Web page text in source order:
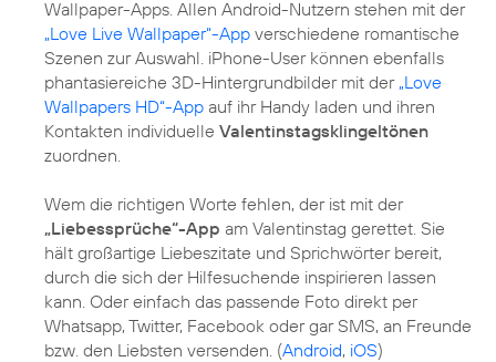
Wallpaper-Apps. Allen Android-Nutzern stehen mit der
„Love Live Wallpaper“-App verschiedene romantische
Szenen zur Auswahl. iPhone-User können ebenfalls
phantasiereiche 3D-Hintergrundbilder mit der „Love
Wallpapers HD“-App auf ihr Handy laden und ihren
Kontakten individuelle Valentinstagsklingeltönen
zuordnen.
Wem die richtigen Worte fehlen, der ist mit der
„Liebessprüche“-App am Valentinstag gerettet. Sie
hält großartige Liebeszitate und Sprichwörter bereit,
durch die sich der Hilfesuchende inspirieren lassen
kann. Oder einfach das passende Foto direkt per
Whatsapp, Twitter, Facebook oder gar SMS, an Freunde
bzw. den Liebsten versenden. (Android, iOS)